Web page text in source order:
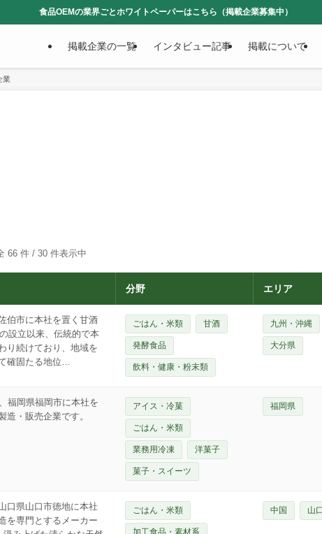
食品OEMの業界ごとホワイトペーパーはこちら（掲載企業募集中）
掲載企業の一覧 インタビュー記事 掲載について
業
66 件 / 30 件表示中
分野 エリア
伯市に本社を置く甘酒
設立以来、伝統的で本
り続けており、地域を
確固たる地位…
ごはん・米類 甘酒
発酵食品
飲料・健康・粉末類
九州・沖縄
大分県
福岡県福岡市に本社を
造・販売企業です。
アイス・冷菓
ごはん・米類
業務用冷凍 洋菓子
菓子・スイーツ
福岡県
口県山口市徳地に本社
を専門とするメーカー
ごはん・米類
加工食品・素材系
中国 山